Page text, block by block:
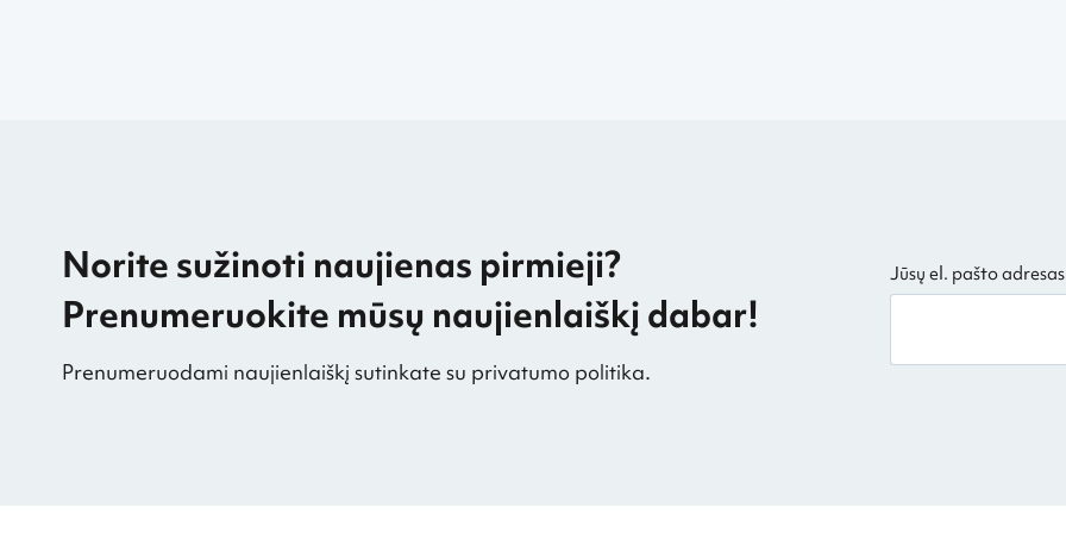
Norite sužinoti naujienas pirmieji?
Prenumeruokite mūsų naujienlaiškį dabar!
Prenumeruodami naujienlaiškį sutinkate su privatumo politika.
Jūsų el. pašto adresas